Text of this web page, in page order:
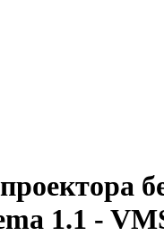
1.1 -